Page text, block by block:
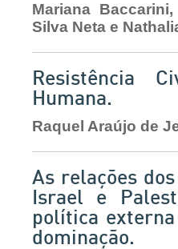
Mariana
Silva Neta e
Resistência
Humana.
Raquel Araújo de
As relações
Israel e
política
dominação.